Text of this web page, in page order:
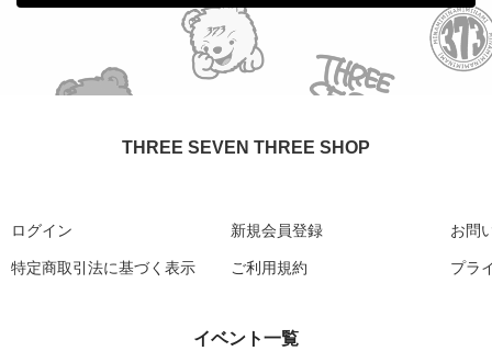
THREE SEVEN THREE SHOP
ログイン 新規会員登録 お問
特定商取引法に基づく表示 ご利用規約 プラ
イベント一覧